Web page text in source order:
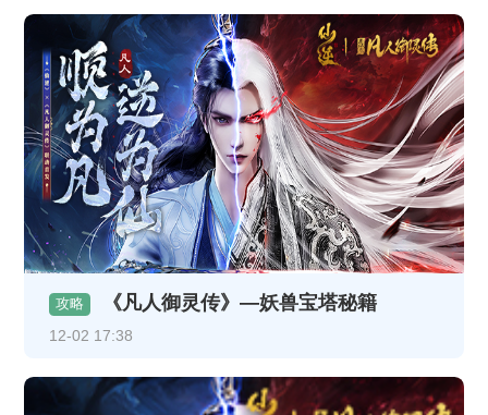
攻略 《凡人御灵传》—妖兽宝塔秘籍
12-02 17:38